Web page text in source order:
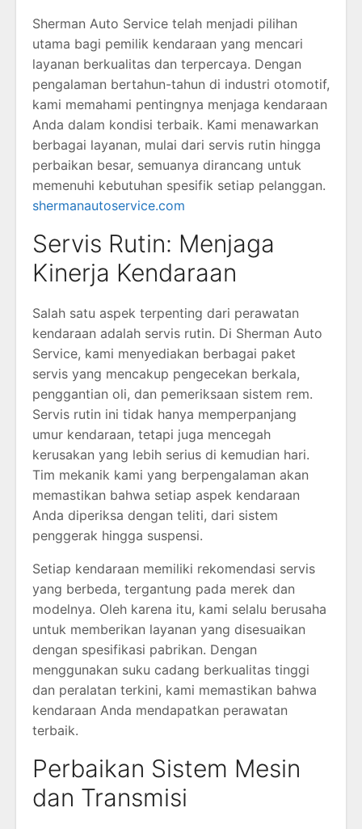
Sherman Auto Service telah menjadi pilihan
utama bagi pemilik kendaraan yang mencari
layanan berkualitas dan terpercaya. Dengan
pengalaman bertahun-tahun di industri otomotif,
kami memahami pentingnya menjaga kendaraan
Anda dalam kondisi terbaik. Kami menawarkan
berbagai layanan, mulai dari servis rutin hingga
perbaikan besar, semuanya dirancang untuk
memenuhi kebutuhan spesifik setiap pelanggan.
shermanautoservice.com
Servis Rutin: Menjaga
Kinerja Kendaraan
Salah satu aspek terpenting dari perawatan
kendaraan adalah servis rutin. Di Sherman Auto
Service, kami menyediakan berbagai paket
servis yang mencakup pengecekan berkala,
penggantian oli, dan pemeriksaan sistem rem.
Servis rutin ini tidak hanya memperpanjang
umur kendaraan, tetapi juga mencegah
kerusakan yang lebih serius di kemudian hari.
Tim mekanik kami yang berpengalaman akan
memastikan bahwa setiap aspek kendaraan
Anda diperiksa dengan teliti, dari sistem
penggerak hingga suspensi.
Setiap kendaraan memiliki rekomendasi servis
yang berbeda, tergantung pada merek dan
modelnya. Oleh karena itu, kami selalu berusaha
untuk memberikan layanan yang disesuaikan
dengan spesifikasi pabrikan. Dengan
menggunakan suku cadang berkualitas tinggi
dan peralatan terkini, kami memastikan bahwa
kendaraan Anda mendapatkan perawatan
terbaik.
Perbaikan Sistem Mesin
dan Transmisi